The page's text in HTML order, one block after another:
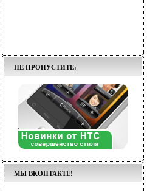
НЕ ПРОПУСТИТЕ:
МЫ ВКОНТАКТЕ!